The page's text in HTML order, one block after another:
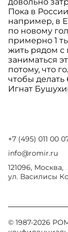
Пока в
например, в
по новому
примерно 1
жить рядом с
заниматься
потому, что
чтобы делать
Игнат
+7 (495) 011 00
info@romir.ru
121096, Москва,
ул. Василисы
© 1987-2026